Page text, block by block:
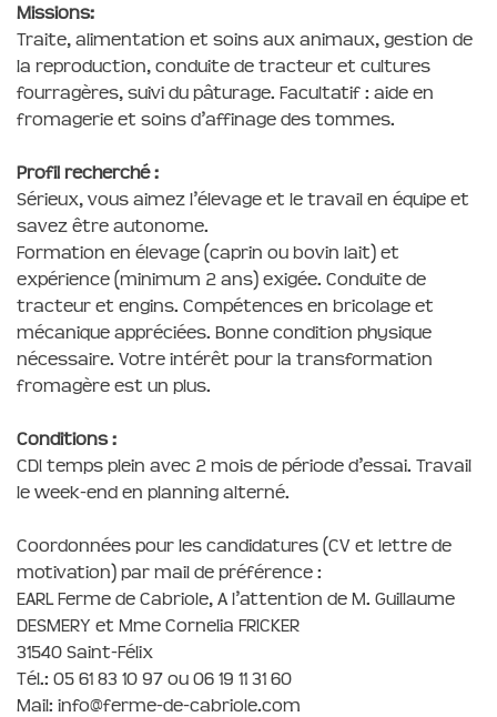
Missions:
Traite, alimentation et soins aux animaux, gestion de
la reproduction, conduite de tracteur et cultures
fourragères, suivi du pâturage. Facultatif : aide en
fromagerie et soins d’affinage des tommes.
Profil recherché :
Sérieux, vous aimez l’élevage et le travail en équipe et
savez être autonome.
Formation en élevage (caprin ou bovin lait) et
expérience (minimum 2 ans) exigée. Conduite de
tracteur et engins. Compétences en bricolage et
mécanique appréciées. Bonne condition physique
nécessaire. Votre intérêt pour la transformation
fromagère est un plus.
Conditions :
CDI temps plein avec 2 mois de période d’essai. Travail
le week-end en planning alterné.
Coordonnées pour les candidatures (CV et lettre de
motivation) par mail de préférence :
EARL Ferme de Cabriole, A l’attention de M. Guillaume
DESMERY et Mme Cornelia FRICKER
31540 Saint-Félix
Tél.: 05 61 83 10 97 ou 06 19 11 31 60
Mail: info@ferme-de-cabriole.com